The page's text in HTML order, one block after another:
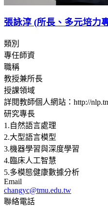
張詠淳 (所長、多元培力
類別
專任師資
職稱
教授兼所長
授課領域
詳閱教師個人網站：http://
研究專長
1.自然語言處理
2.大型語言模型
3.機器學習與深度學習
4.臨床人工智慧
5.多模態健康數據分析
Email
changyc@tmu.edu.tw
聯絡電話